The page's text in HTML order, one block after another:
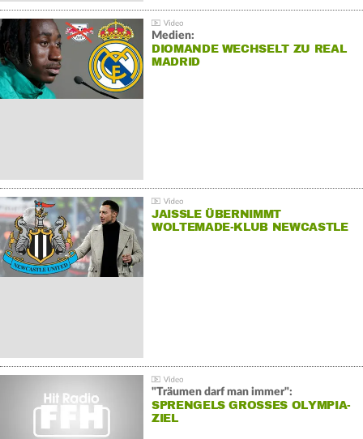
Medien:
DIOMANDE WECHSELT ZU REAL
MADRID
JAISSLE ÜBERNIMMT
WOLTEMADE-KLUB NEWCASTLE
"Träumen darf man immer":
SPRENGELS GROSSES OLYMPIA-Z
IEL